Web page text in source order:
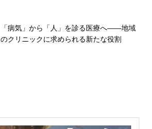
「病気」から「人」を診る医療へ――地域
のクリニックに求められる新たな役割